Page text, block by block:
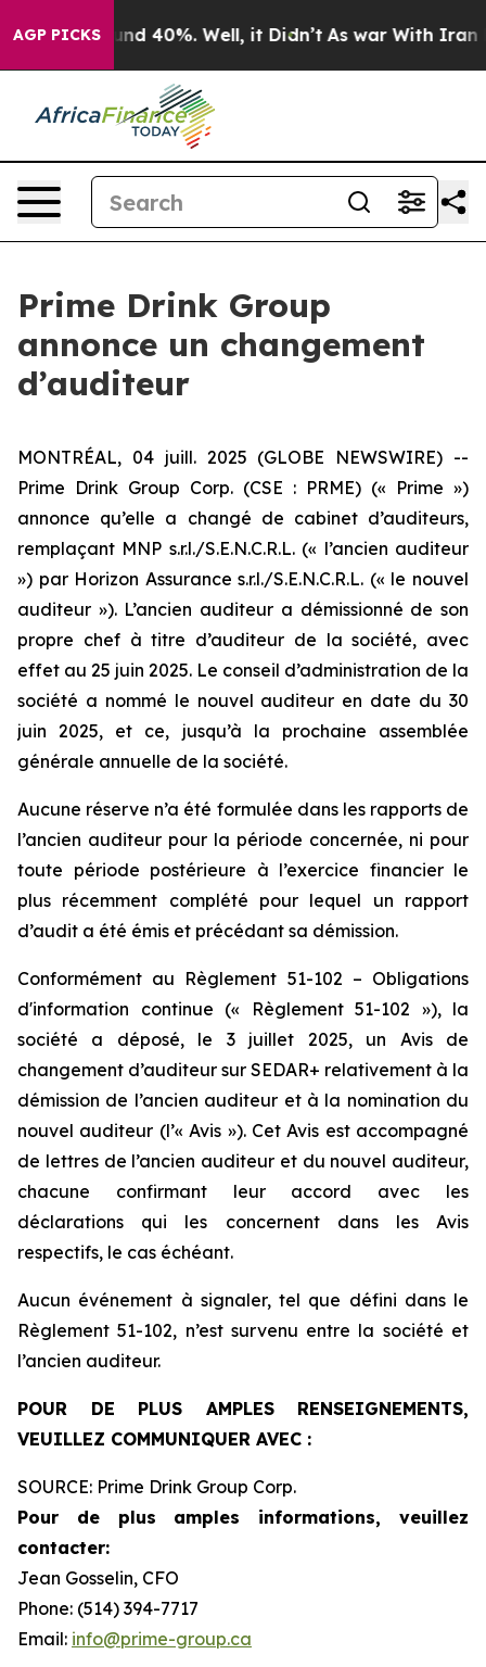
AGP PICKS
Around 40%. Well, it Didn’t As war With Iran
Prime Drink Group
annonce un changement
d’auditeur
MONTRÉAL, 04 juill. 2025 (GLOBE NEWSWIRE) --
Prime Drink Group Corp. (CSE : PRME) (« Prime »)
annonce qu’elle a changé de cabinet d’auditeurs,
remplaçant MNP s.r.l./S.E.N.C.R.L. (« l’ancien auditeur
») par Horizon Assurance s.r.l./S.E.N.C.R.L. (« le nouvel
auditeur »). L’ancien auditeur a démissionné de son
propre chef à titre d’auditeur de la société, avec
effet au 25 juin 2025. Le conseil d’administration de la
société a nommé le nouvel auditeur en date du 30
juin 2025, et ce, jusqu’à la prochaine assemblée
générale annuelle de la société.
Aucune réserve n’a été formulée dans les rapports de
l’ancien auditeur pour la période concernée, ni pour
toute période postérieure à l’exercice financier le
plus récemment complété pour lequel un rapport
d’audit a été émis et précédant sa démission.
Conformément au Règlement 51-102 – Obligations
d'information continue (« Règlement 51-102 »), la
société a déposé, le 3 juillet 2025, un Avis de
changement d’auditeur sur SEDAR+ relativement à la
démission de l’ancien auditeur et à la nomination du
nouvel auditeur (l’« Avis »). Cet Avis est accompagné
de lettres de l’ancien auditeur et du nouvel auditeur,
chacune confirmant leur accord avec les
déclarations qui les concernent dans les Avis
respectifs, le cas échéant.
Aucun événement à signaler, tel que défini dans le
Règlement 51-102, n’est survenu entre la société et
l’ancien auditeur.
POUR DE PLUS AMPLES RENSEIGNEMENTS,
VEUILLEZ COMMUNIQUER AVEC :
SOURCE: Prime Drink Group Corp.
Pour de plus amples informations, veuillez
contacter:
Jean Gosselin, CFO
Phone: (514) 394-7717
Email: info@prime-group.ca